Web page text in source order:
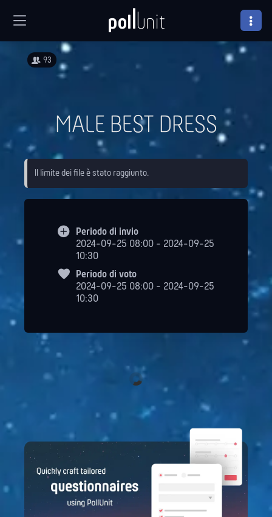
93
MALE BEST DRESS
Il limite dei file è stato raggiunto.
Periodo di invio
2024-09-25 08:00 - 2024-09-25
10:30
Periodo di voto
2024-09-25 08:00 - 2024-09-25
10:30